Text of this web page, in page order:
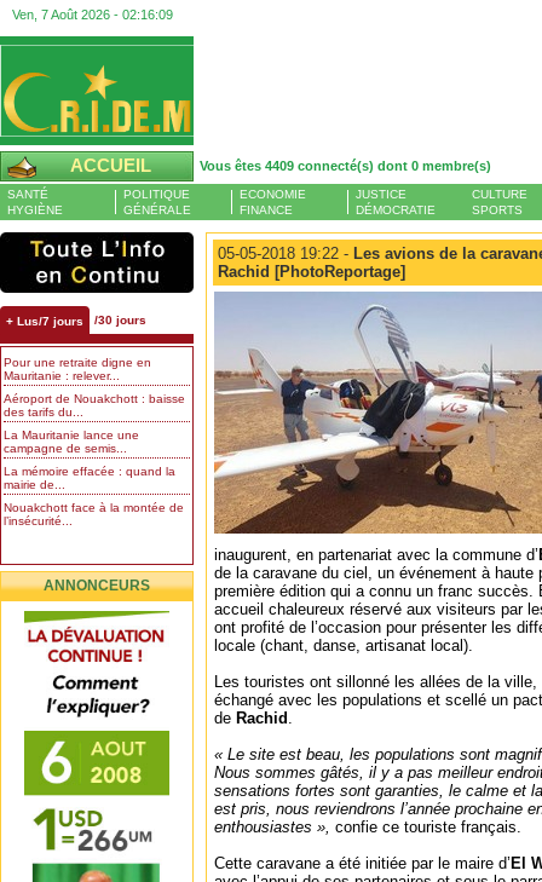
Ven, 7 Août 2026 - 02:16:09
ACCUEIL Vous êtes 4409 connecté(s) dont 0 membre(s)
SANTÉ
HYGIÈNE
POLITIQUE
GÉNÉRALE
ECONOMIE
FINANCE
JUSTICE
DÉMOCRATIE
CULTURE
SPORTS
+ Lus/7 jours /30 jours
Pour une retraite digne en
Mauritanie : relever...
Aéroport de Nouakchott : baisse
des tarifs du...
La Mauritanie lance une
campagne de semis...
La mémoire effacée : quand la
mairie de...
Nouakchott face à la montée de
l’insécurité...
ANNONCEURS
05-05-2018 19:22 - Les avions de la
Rachid [PhotoReportage]
inaugurent, en partenariat avec la commune d’
de la caravane du ciel, un événement à haute
première édition qui a connu un franc succès.
accueil chaleureux réservé aux visiteurs par
ont profité de l’occasion pour présenter les
locale (chant, danse, artisanat local).
Les touristes ont sillonné les allées de la
échangé avec les populations et scellé un
de Rachid .
« Le site est beau, les populations sont
Nous sommes gâtés, il y a pas meilleur
sensations fortes sont garanties, le calme et
est pris, nous reviendrons l’année prochaine
enthousiastes », confie ce touriste français.
Cette caravane a été initiée par le maire d’ El